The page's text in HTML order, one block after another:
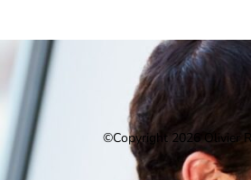
©Copyright 2026 Olivier